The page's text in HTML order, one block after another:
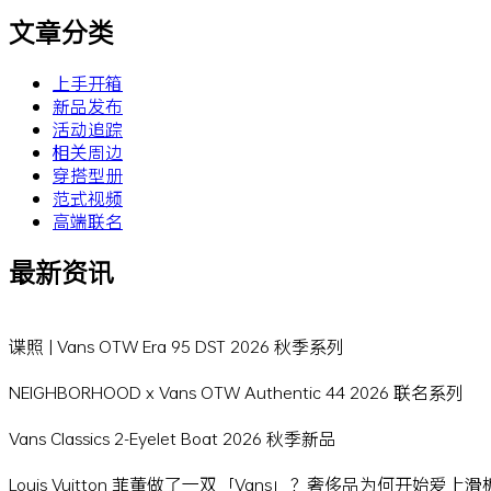
文章分类
上手开箱
新品发布
活动追踪
相关周边
穿搭型册
范式视频
高端联名
最新资讯
谍照 | Vans OTW Era 95 DST 2026 秋季系列
NEIGHBORHOOD x Vans OTW Authentic 44 2026 联名系列
Vans Classics 2-Eyelet Boat 2026 秋季新品
Louis Vuitton 菲董做了一双「Vans」？奢侈品为何开始爱上滑